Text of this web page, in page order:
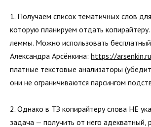
1. Получаем список тематичных слов
которую планируем отдать
леммы. Можно использовать
Александра Арсёнкина: https://
платные текстовые анализаторы
они не ограничиваются парсингом
2. Однако в ТЗ копирайтеру слова НЕ
задача — получить от него